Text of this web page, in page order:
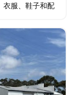
衣服、鞋子和配